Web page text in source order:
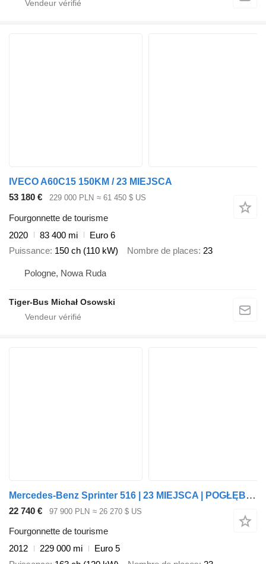
IVECO A60C15 150KM / 23 MIEJSCA
53 180 €
229 000 PLN ≈ 61 450 $ US
Fourgonnette de tourisme
2020
83 400 mi
Euro 6
Puissance 150 ch (110 kW) Nombre de places 23
Pologne, Nowa Ruda
Tiger-Bus Michał Osowski
Mercedes-Benz Sprinter 516 | 23 MIEJSCA | POGŁĘBIANY BAGAŻNIK
22 740 € 97 900 PLN ≈ 26 270 $ US
Fourgonnette de tourisme
2012
229 000 mi
Euro 5